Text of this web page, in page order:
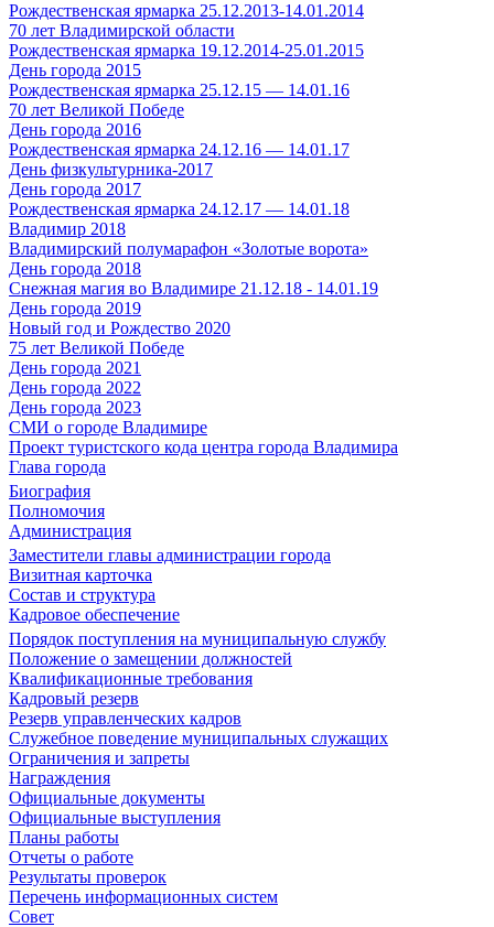
Рождественская ярмарка 25.12.2013-14.01.2014
70 лет Владимирской области
Рождественская ярмарка 19.12.2014-25.01.2015
День города 2015
Рождественская ярмарка 25.12.15 — 14.01.16
70 лет Великой Победе
День города 2016
Рождественская ярмарка 24.12.16 — 14.01.17
День физкультурника-2017
День города 2017
Рождественская ярмарка 24.12.17 — 14.01.18
Владимир 2018
Владимирский полумарафон «Золотые ворота»
День города 2018
Снежная магия во Владимире 21.12.18 - 14.01.19
День города 2019
Новый год и Рождество 2020
75 лет Великой Победе
День города 2021
День города 2022
День города 2023
СМИ о городе Владимире
Проект туристского кода центра города Владимира
Глава города
Биография
Полномочия
Администрация
Заместители главы администрации города
Визитная карточка
Состав и структура
Кадровое обеспечение
Порядок поступления на муниципальную службу
Положение о замещении должностей
Квалификационные требования
Кадровый резерв
Резерв управленческих кадров
Служебное поведение муниципальных служащих
Ограничения и запреты
Награждения
Официальные документы
Официальные выступления
Планы работы
Отчеты о работе
Результаты проверок
Перечень информационных систем
Совет